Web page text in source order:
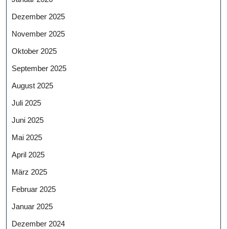
Dezember 2025
November 2025
Oktober 2025
September 2025
August 2025
Juli 2025
Juni 2025
Mai 2025
April 2025
März 2025
Februar 2025
Januar 2025
Dezember 2024